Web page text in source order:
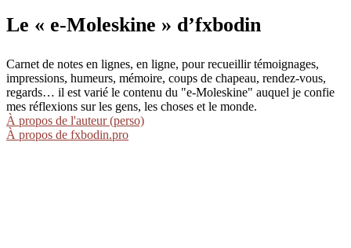
Le « e-Moleskine » d’fxbodin
Carnet de notes en lignes, en ligne, pour recueillir témoignages,
impressions, humeurs, mémoire, coups de chapeau, rendez-vous,
regards… il est varié le contenu du "e-Moleskine" auquel je confie
mes réflexions sur les gens, les choses et le monde.
À propos de l'auteur (perso)
À propos de fxbodin.pro